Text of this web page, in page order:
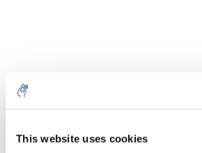
This website uses cookies
Aantal Product